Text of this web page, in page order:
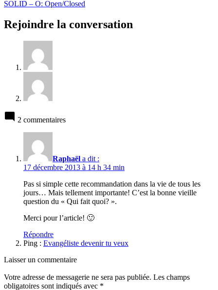
SOLID – O: Open/Closed
Rejoindre la conversation
2 commentaires
Raphaël a dit :
17 décembre 2013 à 14 h 34 min
Pas si simple cette recommandation dans la vie de tous les
jours… Mais tellement importante! C’est la bonne vieille
question du « Qui fait quoi? ».
Merci pour l’article! 🙂
Répondre
Ping : Evangéliste devenir tu veux
Laisser un commentaire
Votre adresse de messagerie ne sera pas publiée. Les champs
obligatoires sont indiqués avec *